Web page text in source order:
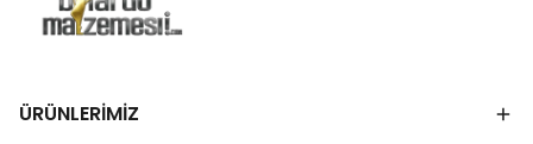
ÜRÜNLERİMİZ